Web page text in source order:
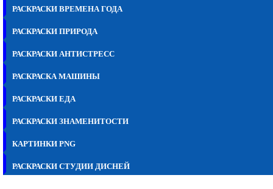
РАСКРАСКИ ВРЕМЕНА ГОДА
РАСКРАСКИ ПРИРОДА
РАСКРАСКИ АНТИСТРЕСС
РАСКРАСКА МАШИНЫ
РАСКРАСКИ ЕДА
РАСКРАСКИ ЗНАМЕНИТОСТИ
КАРТИНКИ PNG
РАСКРАСКИ СТУДИИ ДИСНЕЙ